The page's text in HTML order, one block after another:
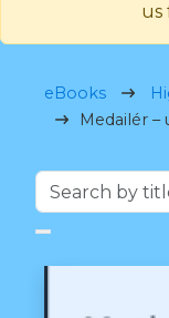
us
eBooks
Medailér